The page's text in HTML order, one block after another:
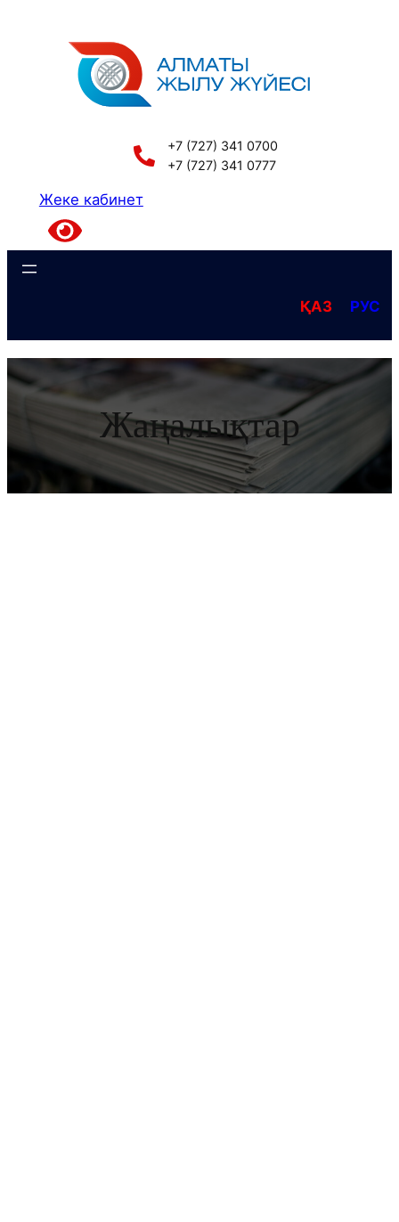
содержимому
+7 (727) 341 0700
+7 (727) 341 0777
Жеке кабинет
ҚАЗ РУС
Жаңалықтар